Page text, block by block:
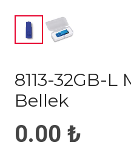
8113-32GB-L
Bellek
0.00 ₺